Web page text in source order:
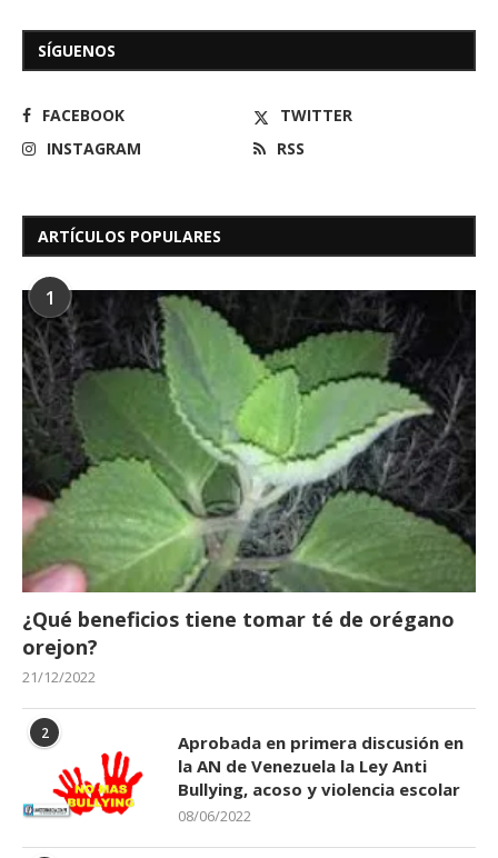
SÍGUENOS
FACEBOOK
TWITTER
INSTAGRAM
RSS
ARTÍCULOS POPULARES
1
¿Qué beneficios tiene tomar té de orégano
orejon?
21/12/2022
2
Aprobada en primera discusión en
la AN de Venezuela la Ley Anti
Bullying, acoso y violencia escolar
08/06/2022